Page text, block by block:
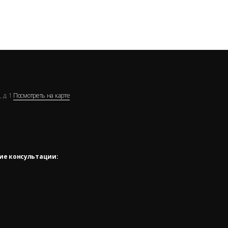
1 Посмотреть на карте
консультации: